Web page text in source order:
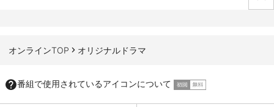
オンラインTOP オリジナルドラマ
番組で使用されているアイコンについて